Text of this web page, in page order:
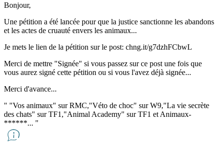
Bonjour,
Une pétition a été lancée pour que la justice sanctionne les abandons
et les actes de cruauté envers les animaux...
Je mets le lien de la pétition sur le post: chng.it/g7dzhFCbwL
Merci de mettre "Signée" si vous passez sur ce post une fois que
vous aurez signé cette pétition ou si vous l'avez déjà signée...
Merci d'avance...
" "Vos animaux" sur RMC,"Véto de choc" sur W9,"La vie secrète
des chats" sur TF1,"Animal Academy" sur TF1 et Animaux-
******... "